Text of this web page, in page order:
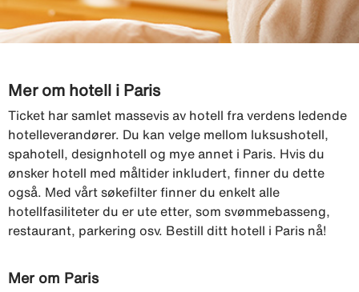
Mer om hotell i Paris
Ticket har samlet massevis av hotell fra verdens ledende
hotelleverandører. Du kan velge mellom luksushotell,
spahotell, designhotell og mye annet i Paris. Hvis du
ønsker hotell med måltider inkludert, finner du dette
også. Med vårt søkefilter finner du enkelt alle
hotellfasiliteter du er ute etter, som svømmebasseng,
restaurant, parkering osv. Bestill ditt hotell i Paris nå!
Mer om Paris